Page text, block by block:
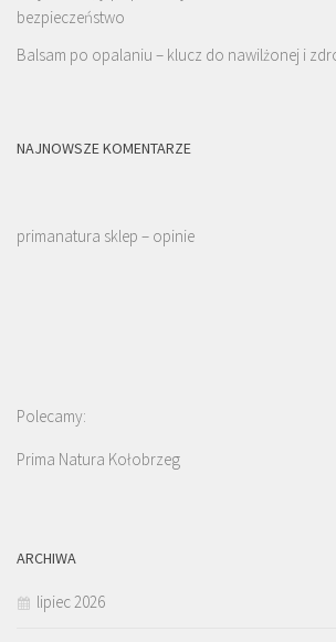
bezpieczeństwo
Balsam po opalaniu – klucz do nawilżonej i
NAJNOWSZE KOMENTARZE
primanatura sklep – opinie
Polecamy:
Prima Natura Kołobrzeg
ARCHIWA
lipiec 2026